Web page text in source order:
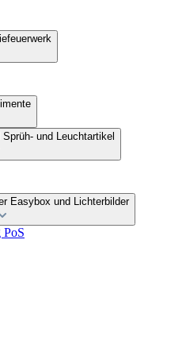
Sprüh- und Leuchtartikel
Easybox und Lichterbilder
PoS